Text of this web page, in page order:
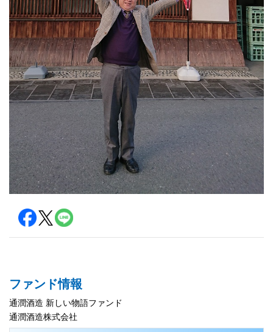
ファンド情報
通潤酒造 新しい物語ファンド
通潤酒造株式会社